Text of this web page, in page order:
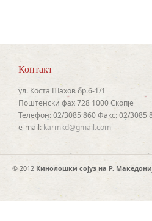
Контакт
ул. Коста Шахов бр.6-1/1
Поштенски фах 728 1000 Скопје
Телефон: 02/3085 860 Факс: 02/3085
e-mail: karmkd@gmail.com
© 2012 Кинолошки сојуз на Р.